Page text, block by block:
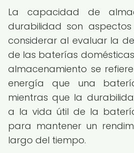
La capacidad de
durabilidad son
considerar al evaluar la
de las baterías
almacenamiento se
energía que una
mientras que la
a la vida útil de la
para mantener un
largo del tiempo.